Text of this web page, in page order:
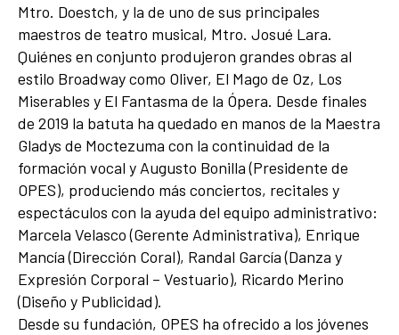
Mtro. Doestch, y la de uno de sus principales
maestros de teatro musical, Mtro. Josué Lara.
Quiénes en conjunto produjeron grandes obras al
estilo Broadway como Oliver, El Mago de Oz, Los
Miserables y El Fantasma de la Ópera. Desde finales
de 2019 la batuta ha quedado en manos de la Maestra
Gladys de Moctezuma con la continuidad de la
formación vocal y Augusto Bonilla (Presidente de
OPES), produciendo más conciertos, recitales y
espectáculos con la ayuda del equipo administrativo:
Marcela Velasco (Gerente Administrativa), Enrique
Mancía (Dirección Coral), Randal García (Danza y
Expresión Corporal – Vestuario), Ricardo Merino
(Diseño y Publicidad).
Desde su fundación, OPES ha ofrecido a los jóvenes